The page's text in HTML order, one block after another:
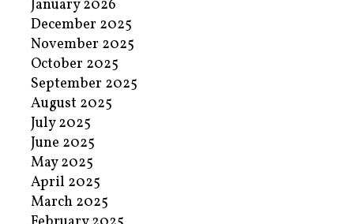
January 2026
December 2025
November 2025
October 2025
September 2025
August 2025
July 2025
June 2025
May 2025
April 2025
March 2025